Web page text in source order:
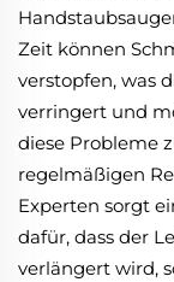
Zeit können
verstopfen, was
verringert und
diese Probleme
regelmäßigen
Experten sorgt
dafür, dass der
verlängert wird,